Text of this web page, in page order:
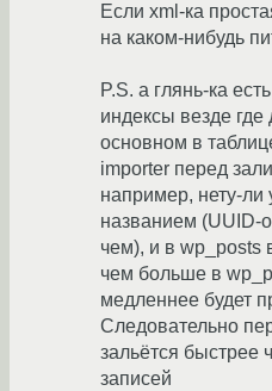
Если xml-ка
на каком-нибудь
P.S. а глянь-ка
индексы везде
основном в
importer перед
например, нету-ли
названием (UUID-
чем), и в wp_posts
чем больше в
медленнее будет
Следовательно
зальётся быстрее
записей